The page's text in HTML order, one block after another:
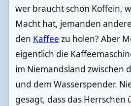
wer braucht schon Koffein,
Macht hat, jemanden
den Kaffee zu holen? Aber
eigentlich die
im Niemandsland zwischen
und dem Wasserspender.
gesagt, dass das Herrschen